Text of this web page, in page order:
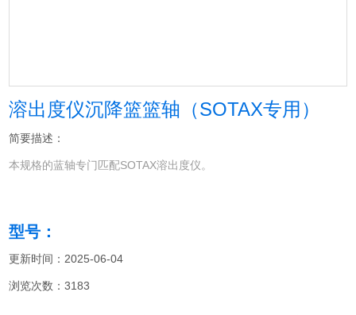
溶出度仪沉降篮篮轴（SOTAX专用）
简要描述：
本规格的蓝轴专门匹配SOTAX溶出度仪。
型号：
更新时间：2025-06-04
浏览次数：3183